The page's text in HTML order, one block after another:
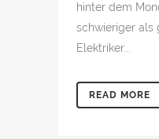
hinter dem
schwieriger als
Elektriker...
READ MORE